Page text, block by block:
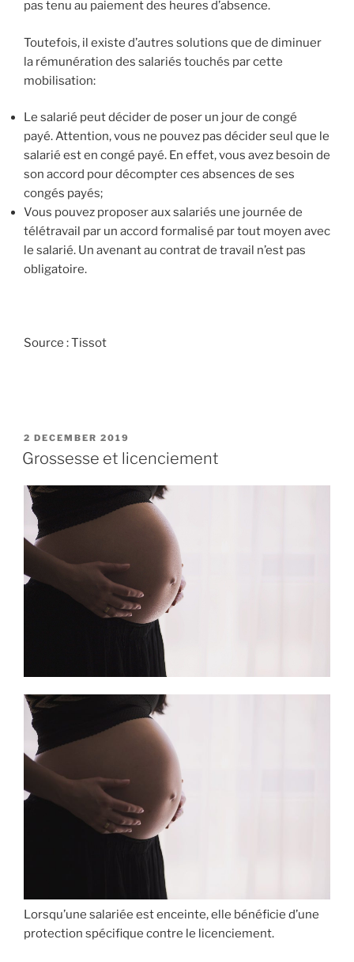
pas tenu au paiement des heures d’absence.
Toutefois, il existe d’autres solutions que de diminuer
la rémunération des salariés touchés par cette
mobilisation:
Le salarié peut décider de poser un jour de congé
payé.Attention, vous ne pouvez pas décider seul que le
salarié est en congé payé. En effet, vous avez besoin de
son accord pour décompter ces absences de ses
congés payés;
Vous pouvez proposer aux salariés une journée de
télétravail par un accord formalisé par tout moyen avec
le salarié. Un avenant au contrat de travail n’est pas
obligatoire.
Source : Tissot
POSTED
ON
2 DECEMBER 2019
Grossesse et licenciement
Lorsqu’une salariée est enceinte, elle bénéficie d’une
protection spécifique contre le licenciement.